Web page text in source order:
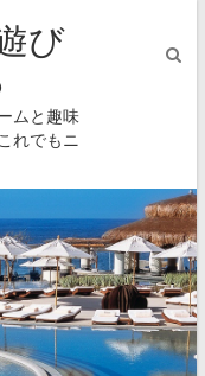
び
ムと趣味
れでもニ